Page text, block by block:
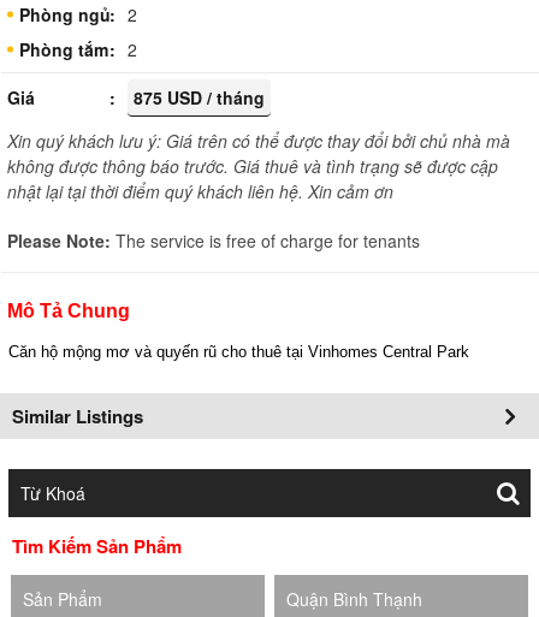
Phòng ngủ
2
Phòng tắm
2
Giá
875 USD / tháng
Xin quý khách lưu ý: Giá trên có thể được thay đổi bởi chủ nhà mà
không được thông báo trước. Giá thuê và tình trạng sẽ được cập
nhật lại tại thời điểm quý khách liên hệ. Xin cảm ơn
Please Note: The service is free of charge for tenants
Mô Tả Chung
Căn hộ mộng mơ và quyến rũ cho thuê tại Vinhomes Central Park
Similar Listings
Tìm Kiếm Sản Phẩm
Sản Phẩm Quận Bình Thạnh